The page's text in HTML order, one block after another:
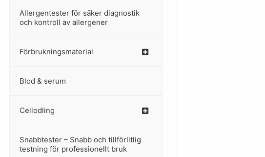
Allergentester för säker diagnostik
och kontroll av allergener
–
Förbrukningsmaterial
Blod & serum
Cellodling
–
Snabbtester – Snabb och tillförlitlig
testning för professionellt bruk
–